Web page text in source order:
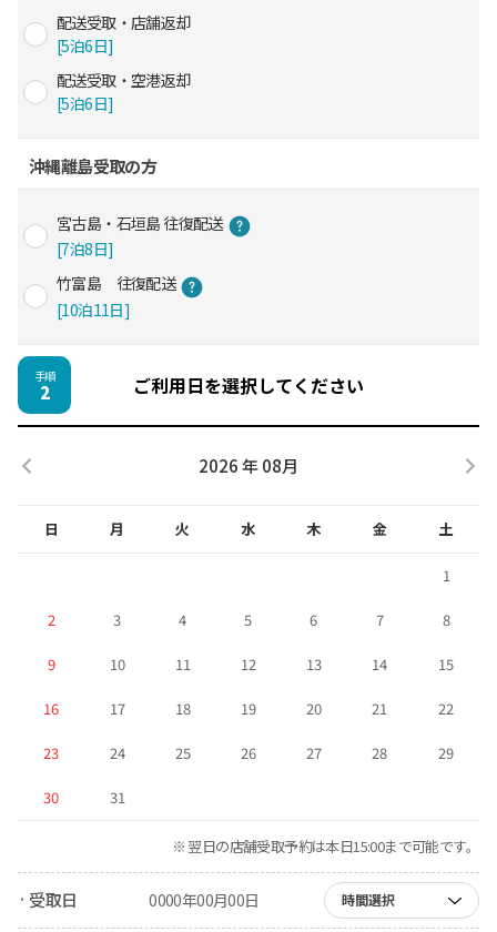
配送受取・店舗返却
[5泊6日]
配送受取・空港返却
[5泊6日]
沖縄離島受取の方
宮古島・石垣島 往復配送
[7泊8日]
竹富島 往復配送
[10泊11日]
手順
2 ご利用日を選択してください
2026 年 08月
日 月 火 水 木 金 土
1
2 3 4 5 6 7 8
9 10 11 12 13 14 15
16 17 18 19 20 21 22
23 24 25 26 27 28 29
30 31
※ 翌日の店舗受取予約は本日15:00まで可能です。
· 受取日 0000年00月00日 時間選択